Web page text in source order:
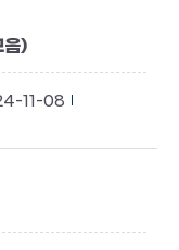
음)
11-08